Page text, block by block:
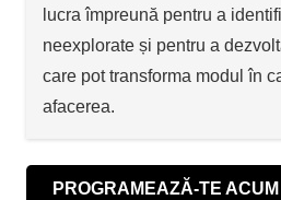
lucra împreună pentru a
neexplorate și pentru a
care pot transforma modul în
afacerea.
PROGRAMEAZĂ-TE ACUM